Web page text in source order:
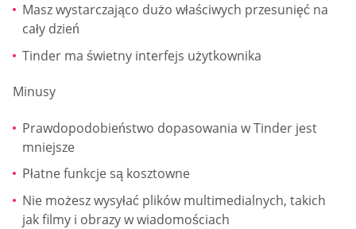
Masz wystarczająco dużo właściwych przesunięć na
cały dzień
Tinder ma świetny interfejs użytkownika
Minusy
Prawdopodobieństwo dopasowania w Tinder jest
mniejsze
Płatne funkcje są kosztowne
Nie możesz wysyłać plików multimedialnych, takich
jak filmy i obrazy w wiadomościach